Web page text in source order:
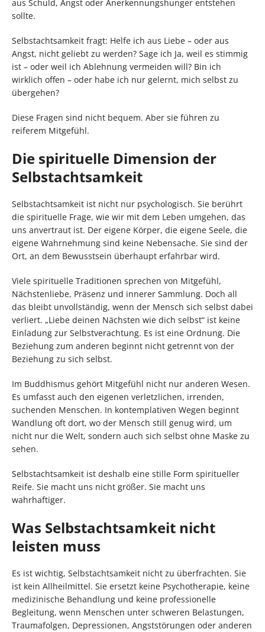
aus Schuld, Angst oder Anerkennungshunger entstehen
sollte.
Selbstachtsamkeit fragt: Helfe ich aus Liebe – oder aus
Angst, nicht geliebt zu werden? Sage ich Ja, weil es stimmig
ist – oder weil ich Ablehnung vermeiden will? Bin ich
wirklich offen – oder habe ich nur gelernt, mich selbst zu
übergehen?
Diese Fragen sind nicht bequem. Aber sie führen zu
reiferem Mitgefühl.
Die spirituelle Dimension der
Selbstachtsamkeit
Selbstachtsamkeit ist nicht nur psychologisch. Sie berührt
die spirituelle Frage, wie wir mit dem Leben umgehen, das
uns anvertraut ist. Der eigene Körper, die eigene Seele, die
eigene Wahrnehmung sind keine Nebensache. Sie sind der
Ort, an dem Bewusstsein überhaupt erfahrbar wird.
Viele spirituelle Traditionen sprechen von Mitgefühl,
Nächstenliebe, Präsenz und innerer Sammlung. Doch all
das bleibt unvollständig, wenn der Mensch sich selbst dabei
verliert. „Liebe deinen Nächsten wie dich selbst“ ist keine
Einladung zur Selbstverachtung. Es ist eine Ordnung. Die
Beziehung zum anderen beginnt nicht getrennt von der
Beziehung zu sich selbst.
Im Buddhismus gehört Mitgefühl nicht nur anderen Wesen.
Es umfasst auch den eigenen verletzlichen, irrenden,
suchenden Menschen. In kontemplativen Wegen beginnt
Wandlung oft dort, wo der Mensch still genug wird, um
nicht nur die Welt, sondern auch sich selbst ohne Maske zu
sehen.
Selbstachtsamkeit ist deshalb eine stille Form spiritueller
Reife. Sie macht uns nicht größer. Sie macht uns
wahrhaftiger.
Was Selbstachtsamkeit nicht
leisten muss
Es ist wichtig, Selbstachtsamkeit nicht zu überfrachten. Sie
ist kein Allheilmittel. Sie ersetzt keine Psychotherapie, keine
medizinische Behandlung und keine professionelle
Begleitung, wenn Menschen unter schweren Belastungen,
Traumafolgen, Depressionen, Angststörungen oder anderen